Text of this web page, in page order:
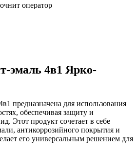
оператор
эмаль 4в1 Ярко-
предназначена для использования
обеспечивая защиту и
Этот продукт сочетает в себе
антикоррозийного покрытия и
его универсальным решением для